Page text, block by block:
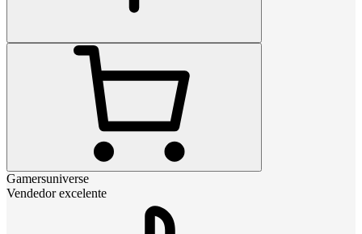
Gamersuniverse
Vendedor excelente